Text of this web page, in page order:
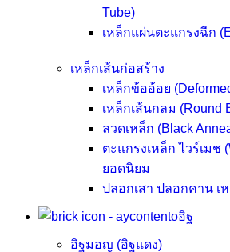
Tube)
เหล็กแผ่นตะแกรงฉีก
เหล็กเส้นก่อสร้าง
เหล็กข้ออ้อย
เหล็กเส้นกลม (Round
ลวดเหล็ก (Black
ตะแกรงเหล็ก ไวร์เมช
ยอดนิยม
ปลอกเสา ปลอกคาน เ
อิฐ
อิฐมอญ (อิฐแดง)